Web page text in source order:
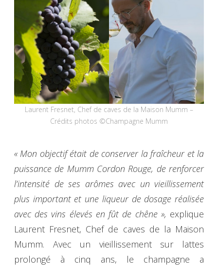
Laurent Fresnet, Chef de caves de la Maison Mumm –
Crédits photos ©Champagne Mumm
« Mon objectif était de conserver la fraîcheur et la
puissance de Mumm Cordon Rouge, de renforcer
l’intensité de ses arômes avec un vieillissement
plus important et une liqueur de dosage réalisée
avec des vins élevés en fût de chêne », explique
Laurent Fresnet, Chef de caves de la Maison
Mumm. Avec un vieillissement sur lattes
prolongé à cinq ans, le champagne a